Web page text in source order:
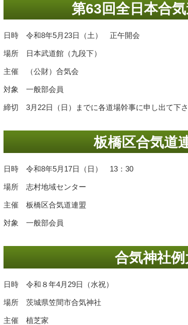
第63回全日本合
日時 令和8年5月23日（土） 正午開会
場所 日本武道館（九段下）
主催 （公財）合気会
対象 一般部会員
締切 3月22日（日）までに各道場幹事に申し出て下
板橋区合気道
日時 令和8年5月17日（日） 13：30
場所 志村地域センター
主催 板橋区合気道連盟
対象 一般部会員
合気神社
日時 令和８年4月29日（水祝）
場所 茨城県笠間市合気神社
主催 植芝家